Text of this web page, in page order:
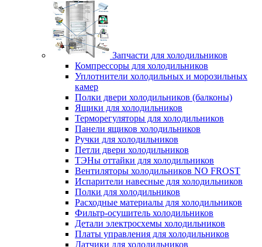
Запчасти для холодильников
Компрессоры для холодильников
Уплотнители холодильных и морозильных
камер
Полки двери холодильников (балконы)
Ящики для холодильников
Терморегуляторы для холодильников
Панели ящиков холодильников
Ручки для холодильников
Петли двери холодильников
ТЭНы оттайки для холодильников
Вентиляторы холодильников NO FROST
Испарители навесные для холодильников
Полки для холодильников
Расходные материалы для холодильников
Фильтр-осушитель холодильников
Детали электросхемы холодильников
Платы управления для холодильников
Датчики для холодильников